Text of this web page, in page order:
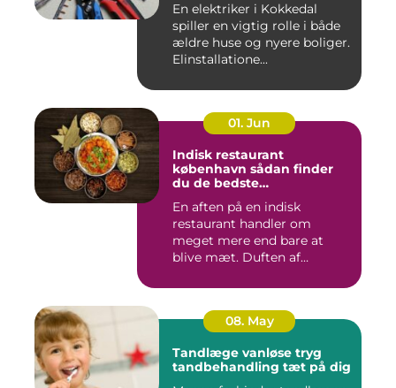
En elektriker i Kokkedal
spiller en vigtig rolle i både
ældre huse og nyere boliger.
Elinstallatione...
01. Jun
Indisk restaurant
københavn sådan finder
du de bedste
En aften på en indisk
restaurant handler om
meget mere end bare at
blive mæt. Duften af
08. May
Tandlæge vanløse tryg
tandbehandling tæt på dig